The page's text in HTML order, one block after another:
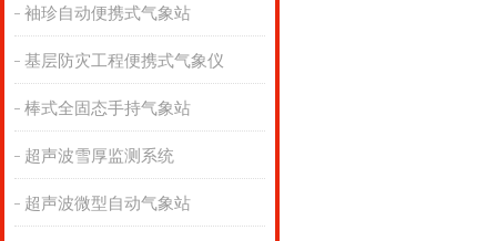
袖珍自动便携式气象站
基层防灾工程便携式气象仪
棒式全固态手持气象站
超声波雪厚监测系统
超声波微型自动气象站